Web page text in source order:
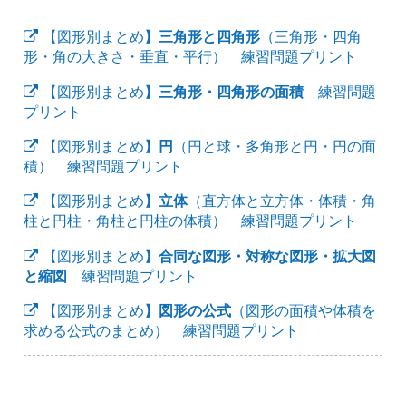
【図形別まとめ】 三角形と四角形 （三角形・四角
形・角の大きさ・垂直・平行） 練習問題プリント
【図形別まとめ】 三角形・四角形の面積 練習問題
プリント
【図形別まとめ】 円
（円と球・多角形と円・円の面
積） 練習問題プリント
【図形別まとめ】 立体（直方体と立方体・体積・角
柱と円柱・角柱と円柱の体積） 練習問題プリント
【図形別まとめ】合同な図形・対称な図形・拡大図
と縮図
練習問題プリント
【図形別まとめ】 図形の公式 （図形の面積や体積を
求める公式のまとめ） 練習問題プリント